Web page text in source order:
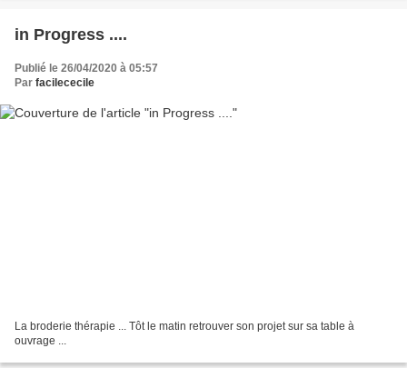
in Progress ....
Publié le 26/04/2020 à 05:57
Par facilececile
La broderie thérapie ... Tôt le matin retrouver son projet sur sa table à
ouvrage ...